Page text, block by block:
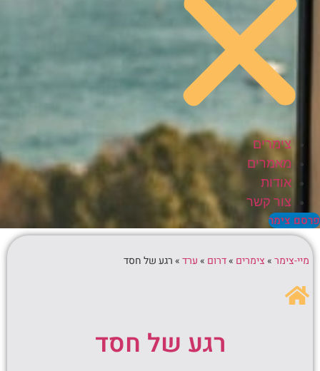
צימרים
מאמרים
אודות
צור קשר
צימר
מיי-צימר»צימרים» דרום» ערד»רגע של חסד
רגע של חסד